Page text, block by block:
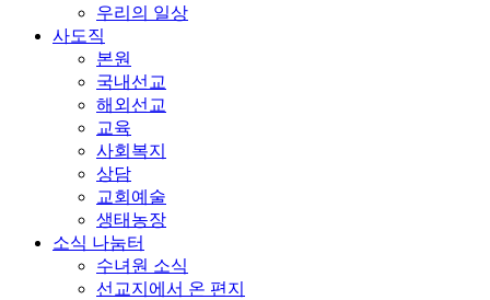
우리의 일상
사도직
본원
국내선교
해외선교
교육
사회복지
상담
교회예술
생태농장
소식 나눔터
수녀원 소식
선교지에서 온 편지